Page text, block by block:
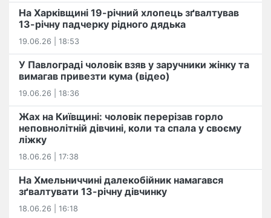
На Харківщині 19-річний хлопець​ ️зґвалтував
13-річну падчерку рідного дядька
19.06.26 | 18:53
У Павлограді чоловік взяв у заручники жінку та
вимагав привезти кума (відео)
19.06.26 | 18:36
Жах на Київщині: чоловік перерізав горло
неповнолітній дівчині, коли та спала у своєму
ліжку
18.06.26 | 17:38
На Хмельниччині далекобійник намагався
зґвалтувати 13-річну дівчинку
18.06.26 | 16:18